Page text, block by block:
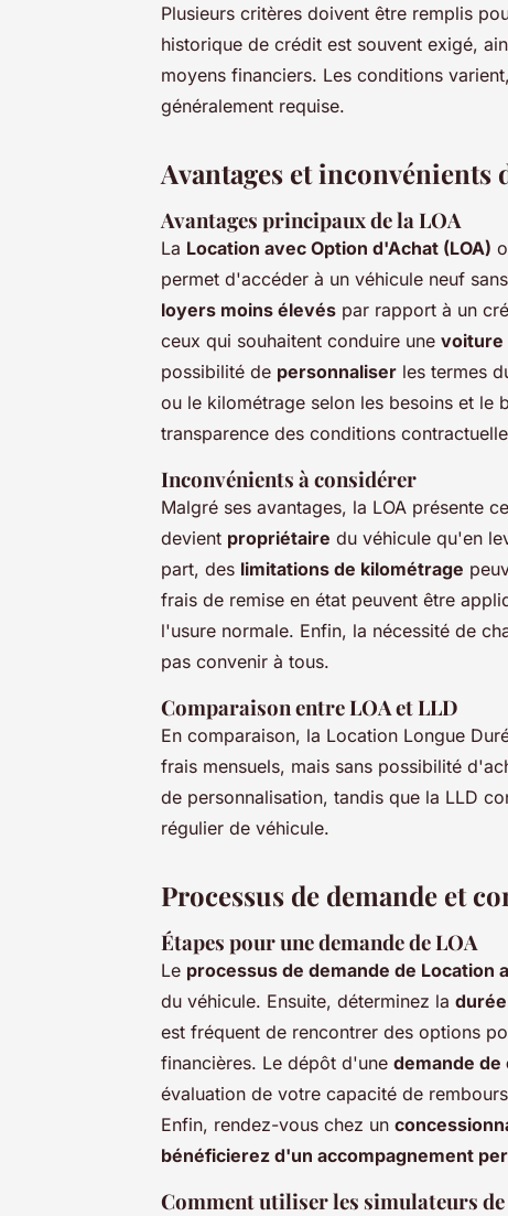
Plusieurs critères doivent être remplis
historique de crédit est souvent exigé,
moyens financiers. Les conditions
généralement requise.
Avantages et inconvénients
Avantages principaux de la LOA
La Location avec Option d'Achat (LOA)
permet d'accéder à un véhicule neuf
loyers moins élevés par rapport à un
ceux qui souhaitent conduire une voiture
possibilité de personnaliser les termes
ou le kilométrage selon les besoins et le
transparence des conditions
Inconvénients à considérer
Malgré ses avantages, la LOA présente
devient propriétaire du véhicule qu'en
part, des limitations de kilométrage
frais de remise en état peuvent être
l'usure normale. Enfin, la nécessité de
pas convenir à tous.
Comparaison entre LOA et LLD
En comparaison, la Location Longue
frais mensuels, mais sans possibilité
de personnalisation, tandis que la LLD
régulier de véhicule.
Processus de demande et
Étapes pour une demande de LOA
Le processus de demande de Location
du véhicule. Ensuite, déterminez la
est fréquent de rencontrer des options
financières. Le dépôt d'une demande de
évaluation de votre capacité de
Enfin, rendez-vous chez un
bénéficierez d'un accompagnement
Comment utiliser les simulateurs de